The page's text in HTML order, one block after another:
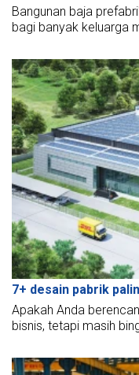
Bangunan baja
bagi banyak keluarga
tinggi. BMB Steel
dari bangunan baja
2021.
7+ desain pabrik
Apakah Anda
bisnis, tetapi masih
sebagai referensi